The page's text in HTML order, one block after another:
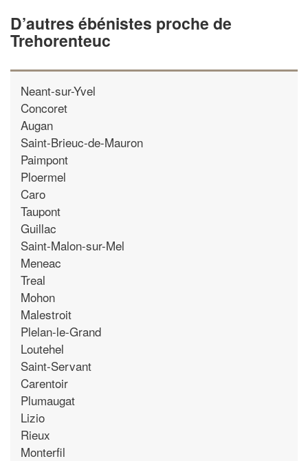
D’autres ébénistes proche de
Trehorenteuc
Neant-sur-Yvel
Concoret
Augan
Saint-Brieuc-de-Mauron
Paimpont
Ploermel
Caro
Taupont
Guillac
Saint-Malon-sur-Mel
Meneac
Treal
Mohon
Malestroit
Plelan-le-Grand
Loutehel
Saint-Servant
Carentoir
Plumaugat
Lizio
Rieux
Monterfil